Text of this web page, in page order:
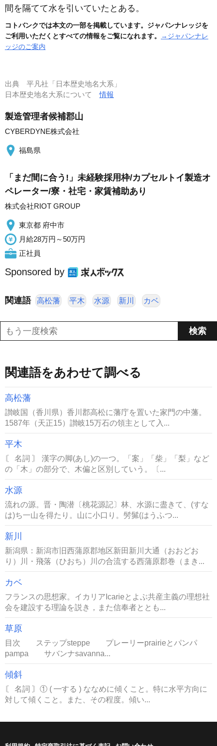
間を隔てて水を引いていたとある。
コトバンクでは本文の一部を掲載しています。ジャパンナレッジを
ご利用いただくとすべての情報をご覧になれます。
→ジャパンナレ
ッジのご案内
出典 平凡社「日本歴史地名大系」
日本歴史地名大系について情報
製造管理者候補郡山
CYBERDYNE株式会社
福島県
「まだ間に合う!」未経験採用枠/カプセルトイ製造オ
ペレーター/寮・社宅・家賃補助あり
株式会社RIOT GROUP
東京都 府中市
月給28万円～50万円
正社員
Sponsored by
関連語 高松藩 平木 水源 新川 カベ
関連語をあわせて調べる
高松藩
讃岐国（香川県）香川郡高松に藩庁を置いた家門の中藩。
1587年（天正15）讃岐15万石の領主として入...
平木
〘 名詞 〙 漢字の脚(あし)の一つ。「案」「柴」「梨」など
の「木」の部分で、木偏と区別していう。〔...
水源
流れの源。晋・陶潜〔桃花源記〕林、水源に盡きて、(すな
は)ち一山を得たり。山に小口り。髣髴(はうふつ...
新川
新潟県：新潟市旧西蒲原郡地区新田新川大通（おおどお
り）川・飛落（ひおち）川の合流する西蒲原郡巻（まき...
カベ
フランスの思想家。イカリアIcarieとよぶ共産主義の理想社
会を建設する理論を説き，また信奉者ととも...
草原
目次 ステップsteppe プレーリーprairieとパンパ
pampa サバンナsavanna...
傾斜
〘 名詞 〙① ( ━する ) ななめに傾くこと。特に水平方向に
対して傾くこと。また、その程度。傾い...